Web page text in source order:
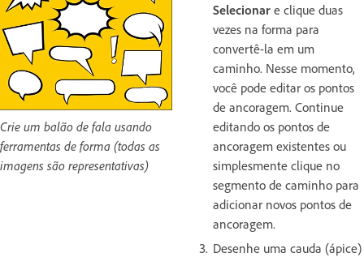
Crie um balão de fala usando
ferramentas de forma (todas as
imagens são representativas)
Selecionar e clique duas
vezes na forma para
convertê-la em um
caminho. Nesse momento,
você pode editar os pontos
de ancoragem. Continue
editando os pontos de
ancoragem existentes ou
simplesmente clique no
segmento de caminho para
adicionar novos pontos de
ancoragem.
Desenhe uma cauda (ápice)